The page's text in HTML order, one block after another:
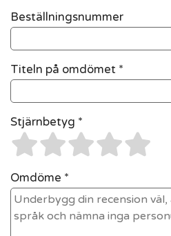
Beställningsnummer
Titeln på omdömet *
Stjärnbetyg *
Omdöme *